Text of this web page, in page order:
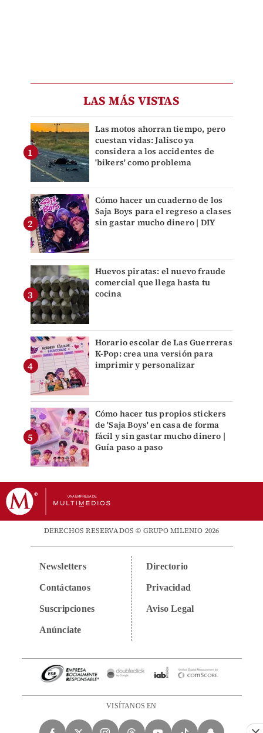
LAS MÁS VISTAS
Las motos ahorran tiempo, pero
cuestan vidas: Jalisco ya
considera a los accidentes de
'bikers' como problema
Cómo hacer un cuaderno de los
Saja Boys para el regreso a clases
sin gastar mucho dinero | DIY
Huevos piratas: el nuevo fraude
comercial que llega hasta tu
cocina
Horario escolar de Las Guerreras
K-Pop: crea una versión para
imprimir y personalizar
Cómo hacer tus propios stickers
de 'Saja Boys' en casa de forma
fácil y sin gastar mucho dinero |
Guía paso a paso
DERECHOS RESERVADOS © GRUPO MILENIO 2026
Newsletters
Contáctanos
Suscripciones
Anúnciate
Directorio
Privacidad
Aviso Legal
VISÍTANOS EN